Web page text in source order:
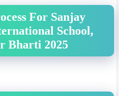
For Sanjay
School,
Bharti 2025